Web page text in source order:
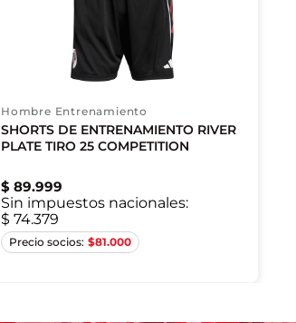
Hombre Entrenamiento
SHORTS DE ENTRENAMIENTO RIVER
PLATE TIRO 25 COMPETITION
$ 89.999
Sin impuestos nacionales:
$ 74.379
$81.000
XS S S